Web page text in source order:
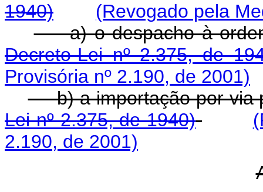
1940)
(Revogado pela
a) o despacho à
Decreto-Lei nº 2.375, de
Provisória nº 2.190, de 2001)
b) a importação por
Lei nº 2.375, de 1940)
2.190, de 2001)